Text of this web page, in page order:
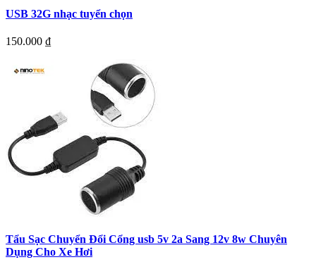
USB 32G nhạc tuyển chọn
150.000 ₫
Tẩu Sạc Chuyển Đổi Cổng usb 5v 2a Sang 12v 8w Chuyên
Dụng Cho Xe Hơi